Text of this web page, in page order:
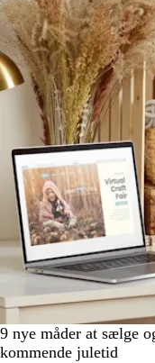
9 nye måder at sælge
kommende juletid